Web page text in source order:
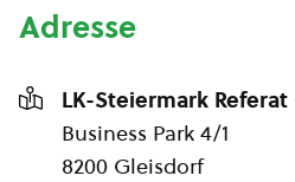
Adresse
LK-Steiermark
Business Park 4/1
8200 Gleisdorf